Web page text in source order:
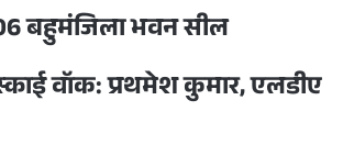
बहुमंजिला भवन सील
वॉक: प्रथमेश कुमार, एलडीए